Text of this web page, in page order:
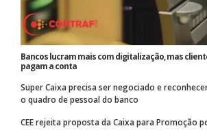
Bancos lucram mais com digitalização, mas
pagam a conta
Super Caixa precisa ser negociado e
o quadro de pessoal do banco
CEE rejeita proposta da Caixa para Promoção